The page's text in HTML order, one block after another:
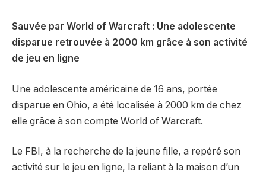
Sauvée par World of Warcraft : Une adolescente
disparue retrouvée à 2000 km grâce à son activité
de jeu en ligne
Une adolescente américaine de 16 ans, portée
disparue en Ohio, a été localisée à 2000 km de chez
elle grâce à son compte World of Warcraft.
Le FBI, à la recherche de la jeune fille, a repéré son
activité sur le jeu en ligne, la reliant à la maison d’un